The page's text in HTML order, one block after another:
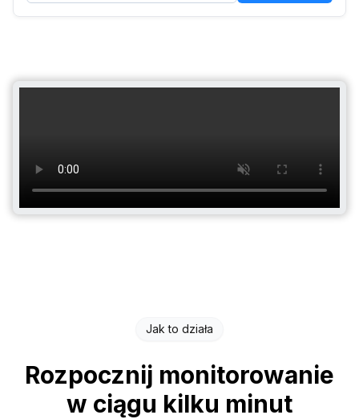
Jak to działa
Rozpocznij monitorowanie
w ciągu kilku minut